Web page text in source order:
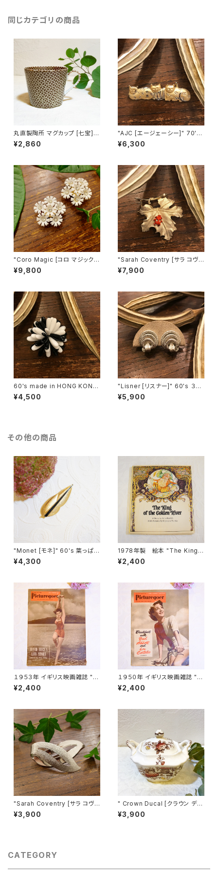
同じカテゴリの商品
丸直製陶所 マグカップ [七宝]
（茶）
¥2,860
"AJC [エージェーシー]" 70's-
80's ３匹の猫ちゃんが並んだヴ
¥6,300
"Coro Magic [コロ マジック]"
60's NY買い付け 可憐な白い
花束のような磁石留めヴィンテ
¥9,800
"Sarah Coventry [サラ コヴェ
ントリー]" 1966年『BIT O' Fa
ntasy』ヴィンテージブローチ
¥7,900
60's made in HONG KONG
Black & White Flower Motif
ヴィンテージブローチ [BV-40
¥4,500
"Lisner [リスナー]" 60's ３つ
の輪を葉っぱで結んだようなヴ
¥5,900
その他の商品
"Monet [モネ]" 60's 葉っぱモ
チーフ ヴィンテージブローチ [B
V-147]
¥4,300
1978年製 絵本 "The King o
¥2,400
１９５３年 イギリス映画雑誌 " P
icturegoer " ６月２７日号 [OV
-23]
¥2,400
１９５０年 イギリス映画雑誌 " P
icturegoer " ８月１９日号 [OV
-22]
¥2,400
"Sarah Coventry [サラ コヴェ
ントリー]" 1960年 "SATIN FL
AME" シルバーの大きなヴィン
¥3,900
" Crown Ducal [クラウン デュ
カル] " 30's ヴィンテージ シュ
ガーボウル from FIRENZE
¥3,900
CATEGORY